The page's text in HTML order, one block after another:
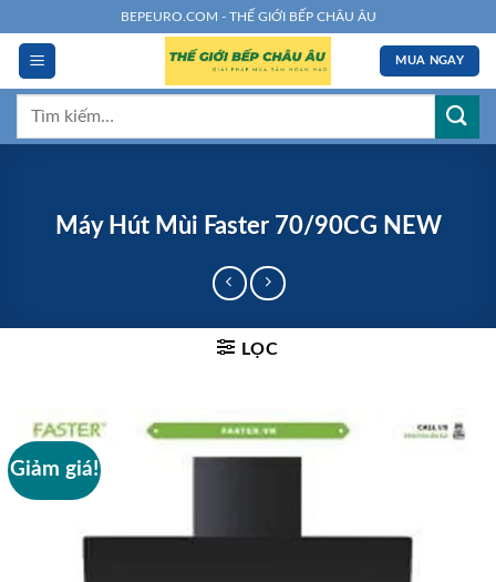
đến
dung
BEPEURO.COM - THẾ GIỚI BẾP CHÂU ÂU
MUA NGAY
Tìm
Máy Hút Mùi Faster 70/90CG NEW
LỌC
Giảm giá!